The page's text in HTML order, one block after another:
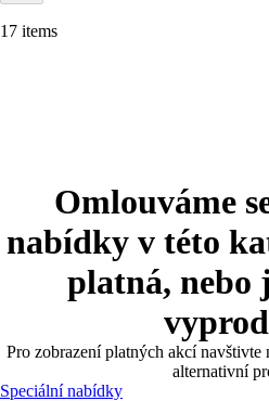
17 items
Omlouváme
nabídky v této
platná, nebo
Pro zobrazení platných akcí
alternativní
Speciální nabídky